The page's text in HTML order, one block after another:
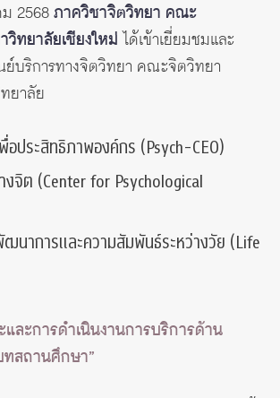
2568ภาควิชาจิตวิทยา คณะ
ทยาลัยเชียงใหม่ ได้เข้าเยี่ยมชมและ
บริการทางจิตวิทยา คณะจิตวิทยา
ยาลัย
อประสิทธิภาพองค์กร (Psych-CEO)
งจิต (Center for Psychological
นาการและความสัมพันธ์ระหว่างวัย (Life
ละการดำเนินงานการบริการด้าน
สถานศึกษา”